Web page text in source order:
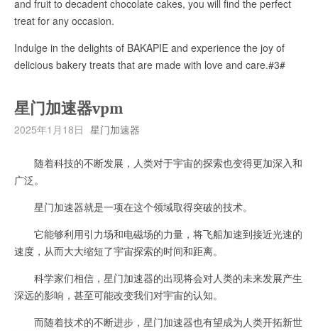
and fruit to decadent chocolate cakes, you will find the perfect
treat for any occasion.
Indulge in the delights of BAKAPIE and experience the joy of
delicious bakery treats that are made with love and care.#3#
星门加速器vpm
2025年1月18日 星门加速器
随着科技的不断发展，人类对于宇宙的探索也变得更加深入和
广泛。
星门加速器就是一项在这个领域取得突破的技术。
它能够利用引力场和电磁场的力量，将飞船加速到接近光速的
速度，从而大大缩短了宇宙探索的时间和距离。
科学家们相信，星门加速器的出现将会对人类的未来发展产生
深远的影响，甚至可能改变我们对宇宙的认知。
而随着技术的不断进步，星门加速器也有望成为人类开拓新世